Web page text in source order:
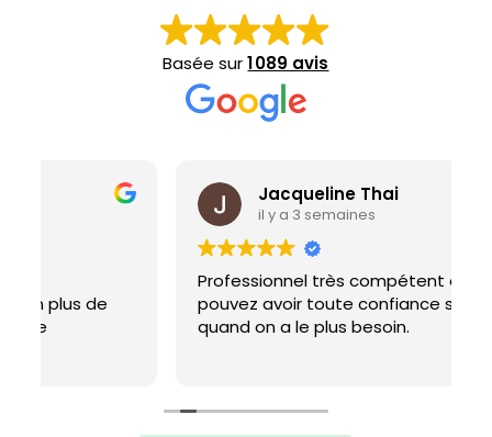
Basée sur1 089 avis
Jacqueline Thai
il y a 3 semaines
Professionnel très compétent en qui vous
pouvez avoir toute confiance surtout
quand on a le plus besoin.